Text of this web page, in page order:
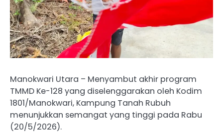
Manokwari Utara – Menyambut akhir program
TMMD Ke-128 yang diselenggarakan oleh Kodim
1801/Manokwari, Kampung Tanah Rubuh
menunjukkan semangat yang tinggi pada Rabu
(20/5/2026).